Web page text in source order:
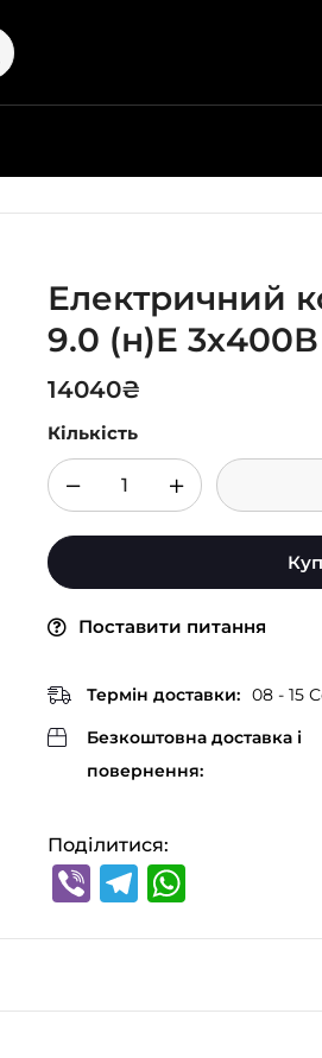
Електричний
9.0 (н)Е
14040₴
Кількість
Поставити питання
Термін доставки: 08 - 15
Безкоштовна доставка і
повернення:
Поділитися:
ViberTelegram